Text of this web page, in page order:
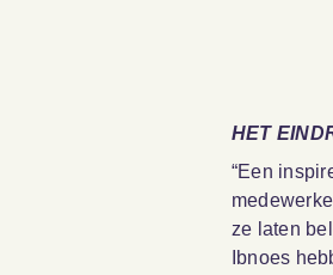
HET
“Een
ze laten
Ibnoes